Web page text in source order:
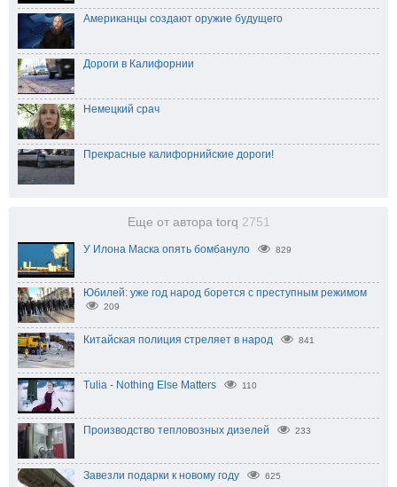
Американцы создают оружие будущего
Дороги в Калифорнии
Немецкий срач
Прекрасные калифорнийские дороги!
Еще от автора torq 2751
У Илона Маска опять бомбануло 829
Юбилей: уже год народ борется с преступным режимом
209
Китайская полиция стреляет в народ 841
Tulia - Nothing Else Matters 110
Производство тепловозных дизелей 233
Завезли подарки к новому году 625